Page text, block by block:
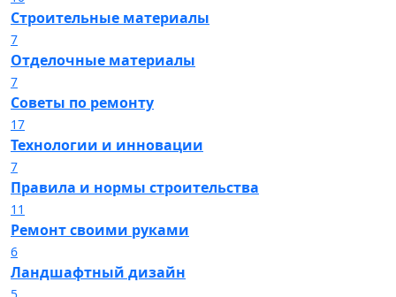
Строительные материалы
7
Отделочные материалы
7
Советы по ремонту
17
Технологии и инновации
7
Правила и нормы строительства
11
Ремонт своими руками
6
Ландшафтный дизайн